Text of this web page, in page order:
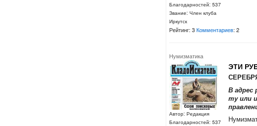
Благодарностей: 537
Звание: Член клуба
Иркутск
Рейтинг: 3Комментариев: 2
Нумизматика
Автор: Редакция
Благодарностей: 537
ЭТИ
В адрес
ту или